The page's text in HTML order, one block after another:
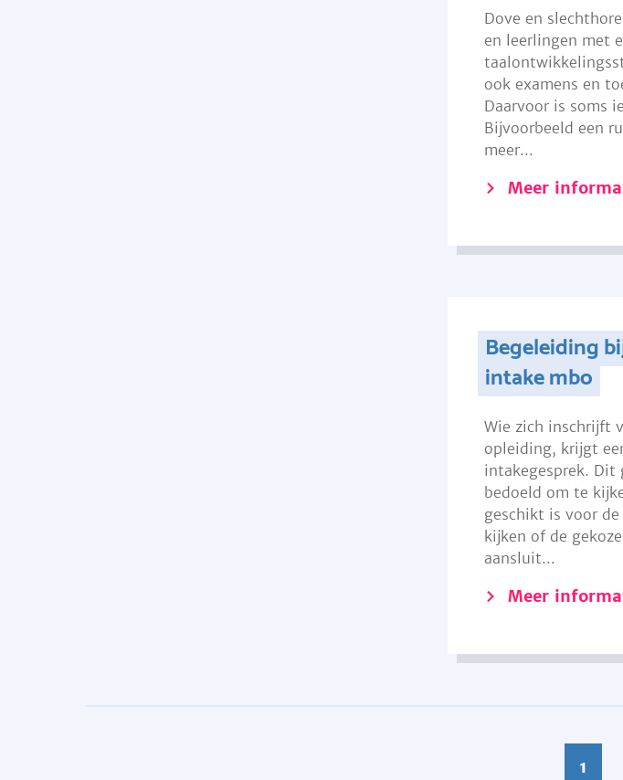
Dove en
en leerlingen met
ook examens en
Daarvoor is soms
Bijvoorbeeld een
meer...
Meer
Begeleiding
intake mbo
Wie zich inschrijft
opleiding, krijgt
intakegesprek. Dit
bedoeld om te
geschikt is voor
kijken of de
aansluit...
Meer
1